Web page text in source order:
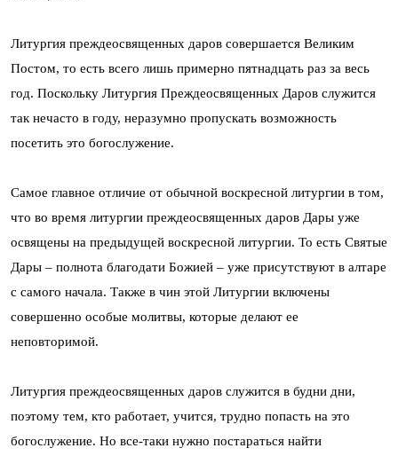
Литургия преждеосвященных даров совершается Великим
Постом, то есть всего лишь примерно пятнадцать раз за весь
год. Поскольку Литургия Преждеосвященных Даров служится
так нечасто в году, неразумно пропускать возможность
посетить это богослужение.
Самое главное отличие от обычной воскресной литургии в том,
что во время литургии преждеосвященных даров Дары уже
освящены на предыдущей воскресной литургии. То есть Святые
Дары – полнота благодати Божией – уже присутствуют в алтаре
с самого начала. Также в чин этой Литургии включены
совершенно особые молитвы, которые делают ее
неповторимой.
Литургия преждеосвященных даров служится в будни дни,
поэтому тем, кто работает, учится, трудно попасть на это
богослужение. Но все-таки нужно постараться найти